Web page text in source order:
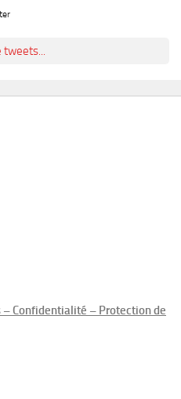
tweets...
– Confidentialité – Protection de